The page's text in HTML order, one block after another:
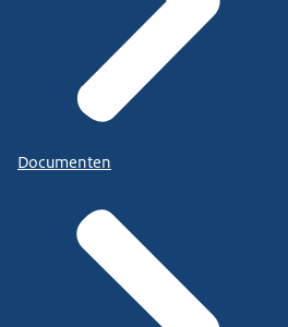
Documenten